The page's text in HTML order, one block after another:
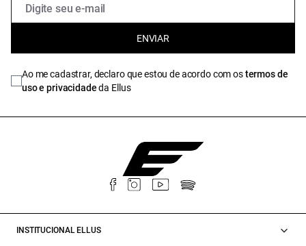
ENVIAR
Ao me cadastrar, declaro que estou de acordo com ostermos de
uso e privacidadeda Ellus
INSTITUCIONAL ELLUS